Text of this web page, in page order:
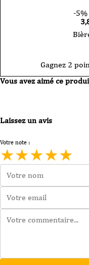
-5%
Gagnez 2
Vous avez aimé ce
Laissez un avis
Votre note :
★★★★★